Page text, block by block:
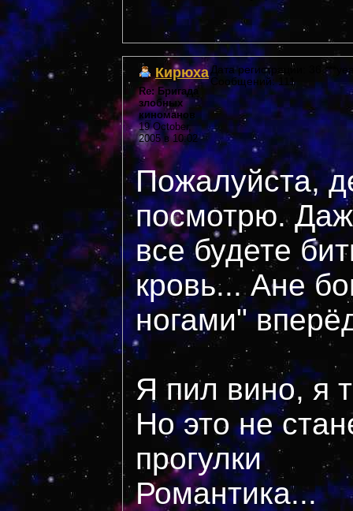
Кирюха
Re: Бригада
злобных
киноманов
19 October,
2005 в 10:02
Дата регистрации: 36
Сообщений: 111
Пожалуйста,
посмотрю.
все будете
кровь... Ане
ногами"
Я пил вино, я
Но это не
прогулки
Романтика...